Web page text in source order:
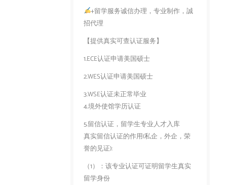
+留学服务诚信办理，专业制作，誠
招代理
【提供真实可查认证服务】
1.ECE认证申请美国硕士
2.WES认证申请美国硕士
3.WSE认证未正常毕业
4.境外使馆学历认证
5.留信认证，留学生专业人才入库
真实留信认证的作用(私企，外企，荣
誉的见证):
（1）：该专业认证可证明留学生真实
留学身份